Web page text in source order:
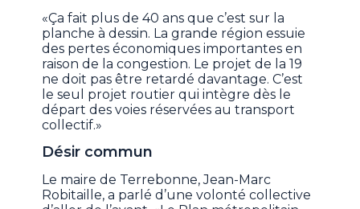
«Ça fait plus de 40 ans que c’est sur la
planche à dessin. La grande région essuie
des pertes économiques importantes en
raison de la congestion. Le projet de la 19
ne doit pas être retardé davantage. C’est
le seul projet routier qui intègre dès le
départ des voies réservées au transport
collectif.»
Désir commun
Le maire de Terrebonne, Jean-Marc
Robitaille, a parlé d’une volonté collective